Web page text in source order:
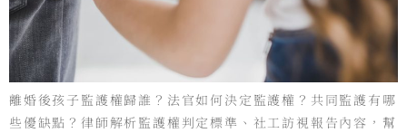
離婚後孩子監護權歸誰？法官如何決定監護權？共同監護有哪
些優缺點？律師解析監護權判定標準、社工訪視報告內容，幫